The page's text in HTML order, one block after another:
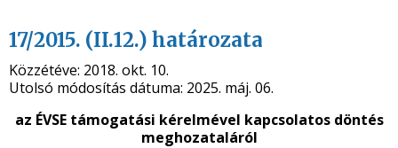
17/2015. (II.12.) határozata
Közzétéve: 2018. okt. 10.
Utolsó módosítás dátuma: 2025. máj. 06.
az ÉVSE támogatási kérelmével kapcsolatos döntés
meghozataláról